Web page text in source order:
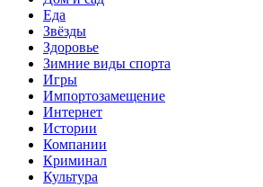
Еда
Звёзды
Здоровье
Зимние виды спорта
Игры
Импортозамещение
Интернет
Истории
Компании
Криминал
Культура